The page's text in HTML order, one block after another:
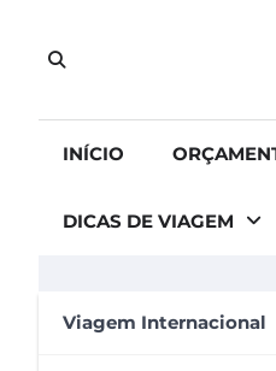
content
INÍCIO
DICAS DE VIAGEM
Viagem Internacional
Visto de